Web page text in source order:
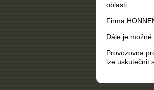
oblasti.
Firma
Dále je
Provozovna
lze uskutečnit